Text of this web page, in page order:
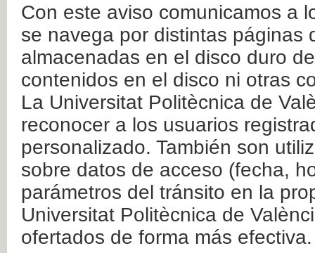
Con este aviso comunicamos a
se navega por distintas páginas
almacenadas en el disco duro
contenidos en el disco ni otras
La Universitat Politècnica de
reconocer a los usuarios
personalizado. También son
sobre datos de acceso (fecha,
parámetros del tránsito en la
Universitat Politècnica de
ofertados de forma más efectiva.